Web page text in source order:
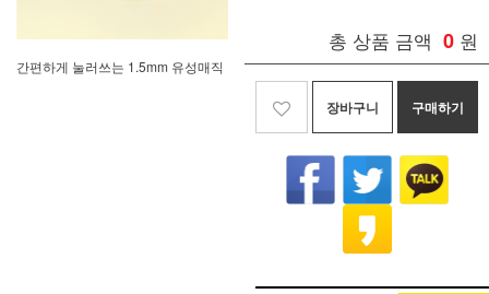
간편하게 눌러쓰는 1.5mm 유성매직
총 상품 금액 0 원
장바구니 구매하기